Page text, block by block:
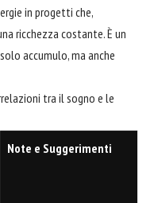
in progetti che,
ricchezza costante. È un
accumulo, ma anche
tra il sogno e le
Note e Suggerimenti